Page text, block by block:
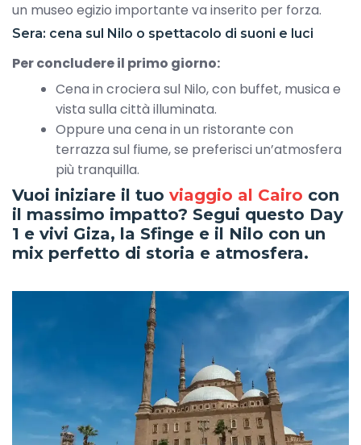
un museo egizio importante va inserito per forza.
Sera: cena sul Nilo o spettacolo di suoni e luci
Per concludere il primo giorno:
Cena in crociera sul Nilo, con buffet, musica e
vista sulla città illuminata.
Oppure una cena in un ristorante con
terrazza sul fiume, se preferisci un’atmosfera
più tranquilla.
Vuoi iniziare il tuo viaggio al Cairo con
il massimo impatto? Segui questo Day
1 e vivi Giza, la Sfinge e il Nilo con un
mix perfetto di storia e atmosfera.